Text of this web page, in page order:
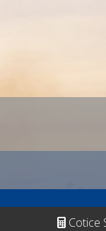
Cotice